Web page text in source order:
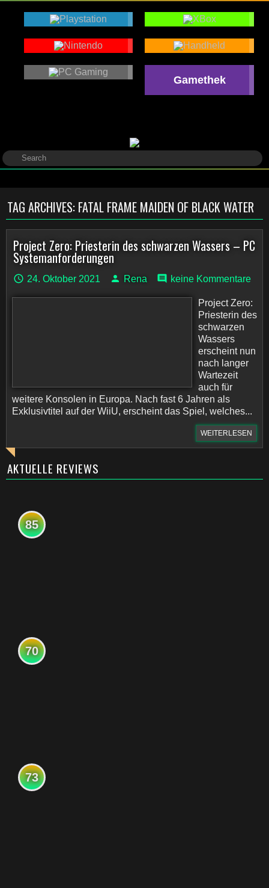
Gamethek
TAG ARCHIVES: FATAL FRAME MAIDEN OF BLACK WATER
Project Zero: Priesterin des schwarzen Wassers – PC
Systemanforderungen
24. Oktober 2021 Rena keine Kommentare
Project Zero:
Priesterin des
schwarzen
Wassers
erscheint nun
nach langer
Wartezeit
auch für
weitere Konsolen in Europa. Nach fast 6 Jahren als
Exklusivtitel auf der WiiU, erscheint das Spiel, welches...
WEITERLESEN
AKTUELLE REVIEWS
85
70
73